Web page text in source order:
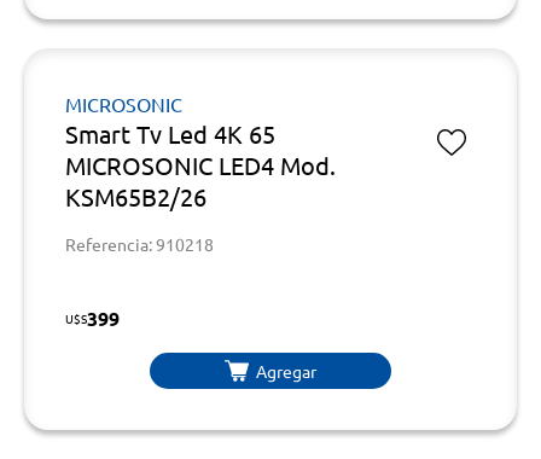
MICROSONIC
Smart Tv Led 4K 65
MICROSONIC LED4 Mod.
KSM65B2/26
Referencia: 910218
U$S399
Agregar